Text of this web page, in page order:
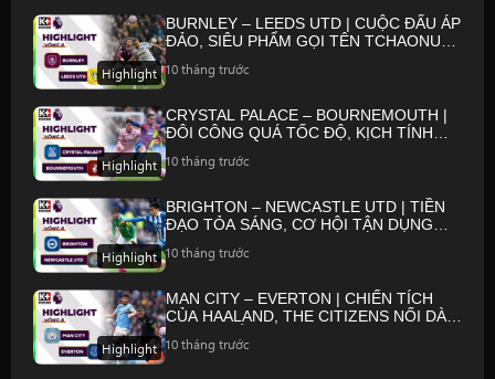
Highlight
BURNLEY – LEEDS UTD | CUỘC ĐẤU ÁP
ĐẢO, SIÊU PHẨM GỌI TÊN TCHAONUA |
10 tháng trước
Highlight
CRYSTAL PALACE – BOURNEMOUTH |
ĐÔI CÔNG QUÁ TỐC ĐỘ, KỊCH TÍNH
25/26
10 tháng trước
Highlight
BRIGHTON – NEWCASTLE UTD | TIỀN
ĐẠO TỎA SÁNG, CƠ HỘI TẬN DỤNG
25/26
10 tháng trước
Highlight
MAN CITY – EVERTON | CHIẾN TÍCH
CỦA HAALAND, THE CITIZENS NỐI DÀI
10 tháng trước